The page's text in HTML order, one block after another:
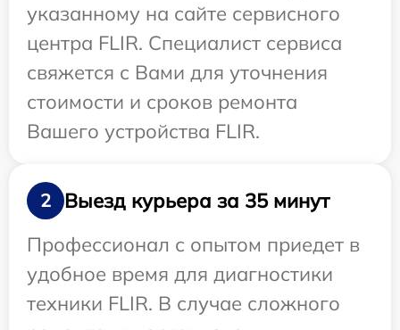
указанному на сайте сервисного
центра FLIR. Специалист сервиса
свяжется с Вами для уточнения
стоимости и сроков ремонта
Вашего устройства FLIR.
2
Выезд курьера за 35 минут
Профессионал с опытом приедет в
удобное время для диагностики
техники FLIR. В случае сложного